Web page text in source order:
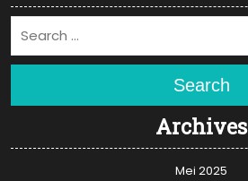
Search
Archives
Mei 2025